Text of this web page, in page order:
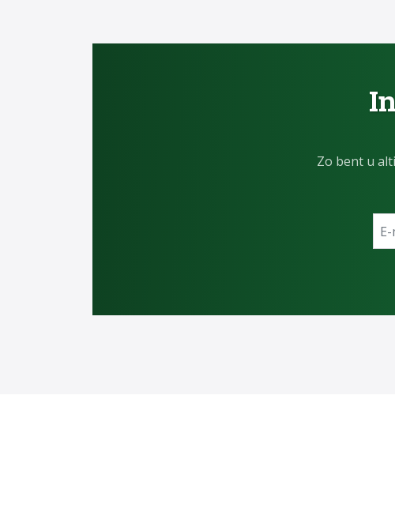
Zo bent u